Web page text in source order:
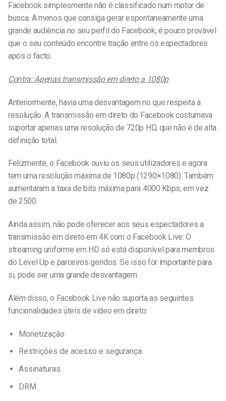
Facebook simplesmente não é classificado num motor de
busca. A menos que consiga gerar espontaneamente uma
grande audiência no seu perfil do Facebook, é pouco provável
que o seu conteúdo encontre tração entre os espectadores
após o facto.
Contra: Apenas transmissão em direto a 1080p
Anteriormente, havia uma desvantagem no que respeita à
resolução. A transmissão em direto do Facebook costumava
suportar apenas uma resolução de 720p HD, que não é de alta
definição total.
Felizmente, o Facebook ouviu os seus utilizadores e agora
tem uma resolução máxima de 1080p (1290×1080). Também
aumentaram a taxa de bits máxima para 4000 Kbps, em vez
de 2500.
Ainda assim, não pode oferecer aos seus espectadores a
transmissão em direto em 4K com o Facebook Live. O
streaming uniforme em HD só está disponível para membros
do Level Up e parceiros geridos. Se isso for importante para
si, pode ser uma grande desvantagem.
Além disso, o Facebook Live não suporta as seguintes
funcionalidades úteis de vídeo em direto:
Monetização
Restrições de acesso e segurança
Assinaturas
DRM